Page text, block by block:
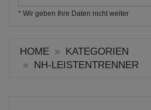
Mail
Adresse
* Wir geben Ihre Daten nicht weiter
HOME
KATEGORIEN
NH-LEISTENTRENNER